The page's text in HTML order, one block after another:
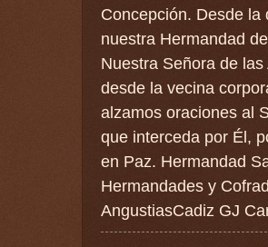
Concepción. Desde la
nuestra Hermandad
Nuestra Señora de
desde la vecina
alzamos oraciones al
que interceda por Él,
en Paz. Hermandad
Hermandades y
AngustiasCadiz GJ